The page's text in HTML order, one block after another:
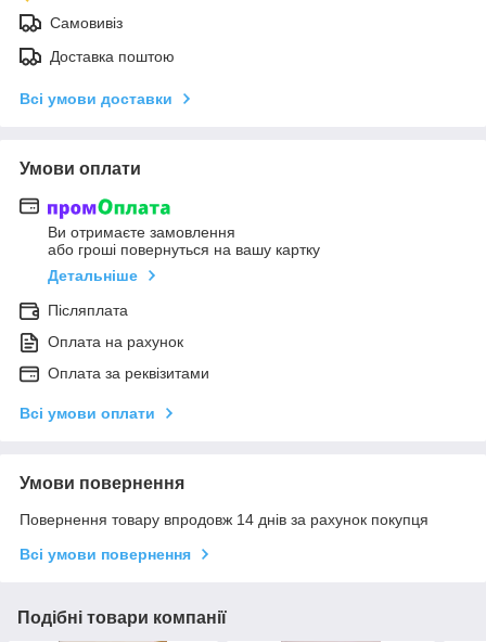
Самовивіз
Доставка поштою
Всі умови доставки
Умови оплати
Ви отримаєте замовлення
або гроші повернуться на вашу картку
Детальніше
Післяплата
Оплата на рахунок
Оплата за реквізитами
Всі умови оплати
Умови повернення
Повернення товару впродовж 14 днів за рахунок покупця
Всі умови повернення
Подібні товари компанії